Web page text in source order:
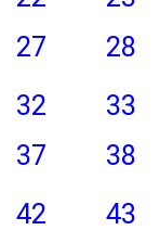
27 28
32 33
37 38
42 43